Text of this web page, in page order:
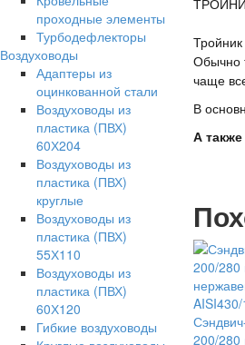
проходные элементы
Турбодефлекторы
Воздуховоды
Адаптеры из
оцинкованной стали
Воздуховоды из
пластика (ПВХ)
60Х204
Воздуховоды из
пластика (ПВХ)
круглые
Воздуховоды из
пластика (ПВХ)
55Х110
Воздуховоды из
пластика (ПВХ)
60Х120
Гибкие воздуховоды
Тройник
Обычно
чаще
В
А
200/280